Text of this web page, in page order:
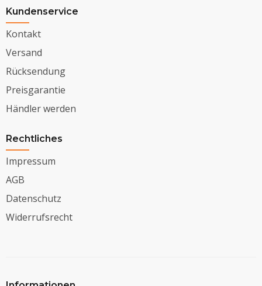
Kundenservice
Kontakt
Versand
Rücksendung
Preisgarantie
Händler werden
Rechtliches
Impressum
AGB
Datenschutz
Widerrufsrecht